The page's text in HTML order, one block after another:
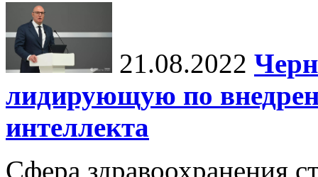
21.08.2022
лидирующую по
интеллекта
Сфера здравоохранения